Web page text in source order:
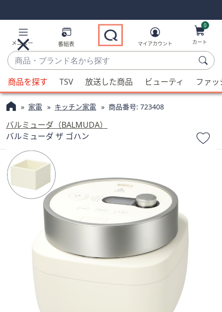
Links
Links2
メニュー 番組表
商
品・
ブ
ラ
ン
名
か
探
す
候
補
が
利
用
可
な
場
合、
上
マイアカウント
0
カート
商品を探す TSV 放送した商品 ビューティ ファ
家電 キッチン家電 商品番号: 723408
バルミューダ（BALMUDA）
バルミューダ ザ ゴハン